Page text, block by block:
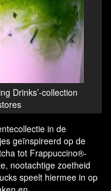
Drinks’-collection
in de
geïnspireerd op de
tot Frappuccino®-
nootachtige zoetheid
speelt hiermee in op